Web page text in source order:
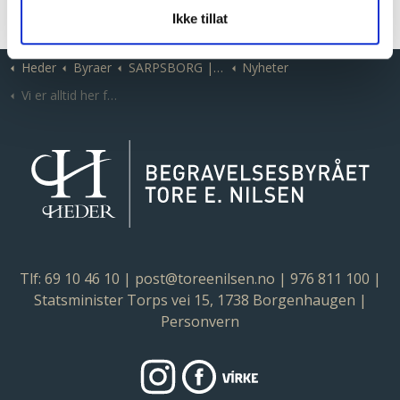
Ikke tillat
Heder Byraer SARPSBORG | Begravelsesbyrået Tore E. Nilsen
Nyheter
Vi er alltid her for deg
Tlf: 69 10 46 10 | post@toreenilsen.no | 976 811 100 |
Statsminister Torps vei 15, 1738 Borgenhaugen |
Personvern